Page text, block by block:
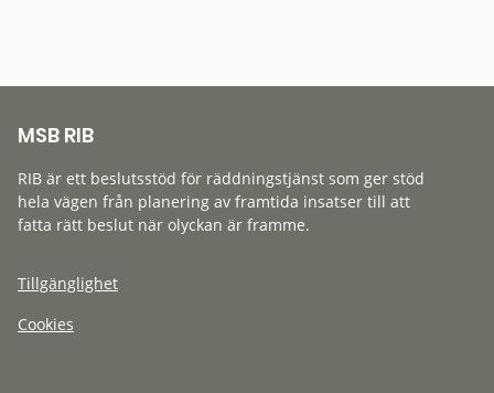
MSB RIB
RIB är ett beslutsstöd för räddningstjänst som ger stöd
hela vägen från planering av framtida insatser till att
fatta rätt beslut när olyckan är framme.
Tillgänglighet
Cookies